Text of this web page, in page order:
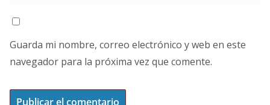
Guarda mi nombre, correo electrónico y web en este
navegador para la próxima vez que comente.